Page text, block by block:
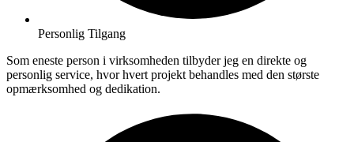
Personlig Tilgang
Som eneste person i virksomheden tilbyder jeg en direkte og
personlig service, hvor hvert projekt behandles med den største
opmærksomhed og dedikation.